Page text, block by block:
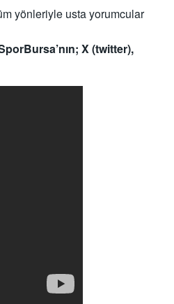
yönleriyle usta yorumcular
X (twitter),